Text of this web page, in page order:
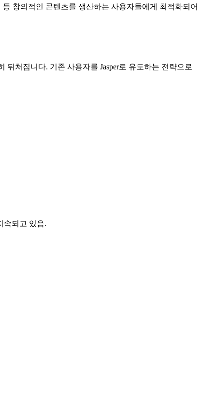
창의적인 콘텐츠를 생산하는 사용자들에게 최적화되어
처집니다. 기존 사용자를 Jasper로 유도하는 전략으로
속되고 있음.